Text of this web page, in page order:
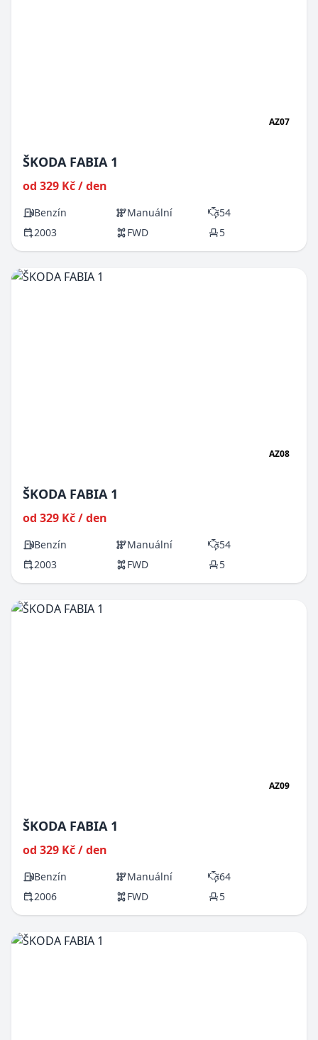
AZ07
ŠKODA FABIA 1
od 329 Kč / den
Benzín Manuální
54
2003
FWD 5
AZ08
ŠKODA FABIA 1
od 329 Kč / den
Benzín Manuální
54
2003
FWD 5
AZ09
ŠKODA FABIA 1
od 329 Kč / den
Benzín Manuální
64
2006
FWD 5